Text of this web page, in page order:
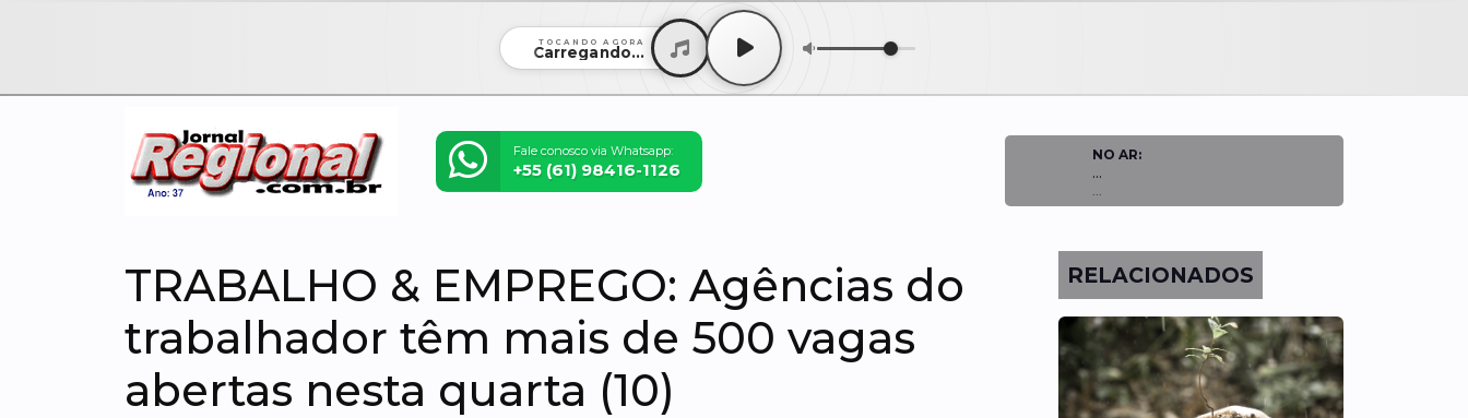
TOCANDO AGORA
Carregando...
Fale conosco via Whatsapp:
+55 (61) 98416-1126
NO AR:
...
TRABALHO & EMPREGO: Agências do
trabalhador têm mais de 500 vagas
abertas nesta quarta (10)
RELACIONADOS